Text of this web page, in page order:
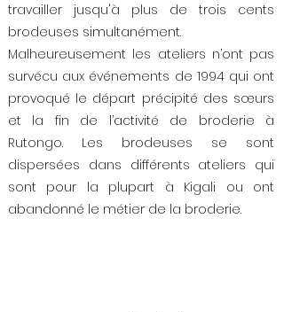
travailler jusqu'à plus de trois cents
brodeuses simultanément.
Malheureusement les ateliers n’ont pas
survécu aux événements de 1994 qui ont
provoqué le départ précipité des sœurs
et la fin de l’activité de broderie à
Rutongo. Les brodeuses se sont
dispersées dans différents ateliers qui
sont pour la plupart à Kigali ou ont
abandonné le métier de la broderie.